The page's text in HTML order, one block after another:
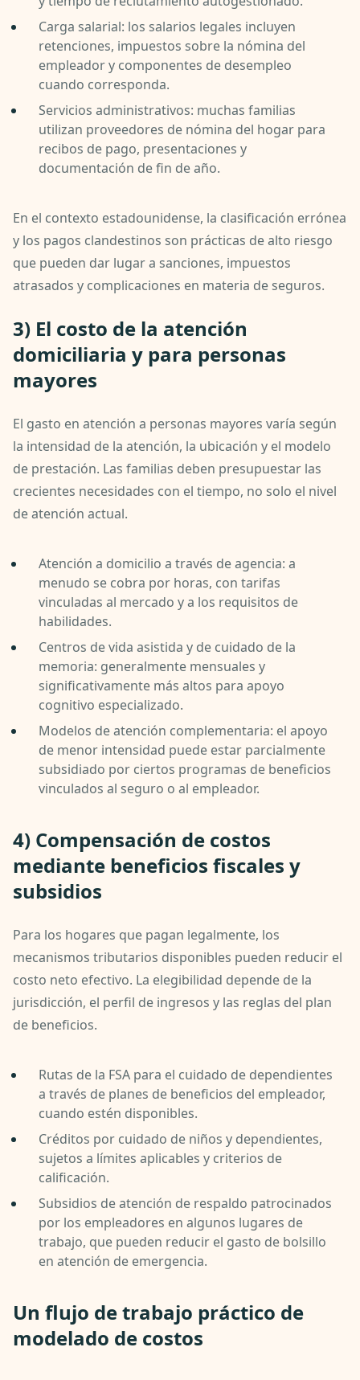
Carga salarial: los salarios legales incluyen
retenciones, impuestos sobre la nómina del
empleador y componentes de desempleo
cuando corresponda.
Servicios administrativos: muchas familias
utilizan proveedores de nómina del hogar para
recibos de pago, presentaciones y
documentación de fin de año.
En el contexto estadounidense, la clasificación errónea
y los pagos clandestinos son prácticas de alto riesgo
que pueden dar lugar a sanciones, impuestos
atrasados ​​y complicaciones en materia de seguros.
3) El costo de la atención
domiciliaria y para personas
mayores
El gasto en atención a personas mayores varía según
la intensidad de la atención, la ubicación y el modelo
de prestación. Las familias deben presupuestar las
crecientes necesidades con el tiempo, no solo el nivel
de atención actual.
Atención a domicilio a través de agencia: a
menudo se cobra por horas, con tarifas
vinculadas al mercado y a los requisitos de
habilidades.
Centros de vida asistida y de cuidado de la
memoria: generalmente mensuales y
significativamente más altos para apoyo
cognitivo especializado.
Modelos de atención complementaria: el apoyo
de menor intensidad puede estar parcialmente
subsidiado por ciertos programas de beneficios
vinculados al seguro o al empleador.
4) Compensación de costos
mediante beneficios fiscales y
subsidios
Para los hogares que pagan legalmente, los
mecanismos tributarios disponibles pueden reducir el
costo neto efectivo. La elegibilidad depende de la
jurisdicción, el perfil de ingresos y las reglas del plan
de beneficios.
Rutas de la FSA para el cuidado de dependientes
a través de planes de beneficios del empleador,
cuando estén disponibles.
Créditos por cuidado de niños y dependientes,
sujetos a límites aplicables y criterios de
calificación.
Subsidios de atención de respaldo patrocinados
por los empleadores en algunos lugares de
trabajo, que pueden reducir el gasto de bolsillo
en atención de emergencia.
Un flujo de trabajo práctico de
modelado de costos